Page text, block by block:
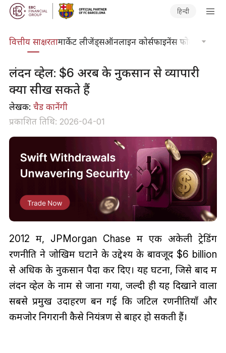
हिन्दी
वित्तीय साक्षरतामार्केट लीजेंड्सऑनलाइन कोर्सफाइनेंस फोकस
लंदन व्हेल: $6 अरब के नुकसान से व्यापारी
क्या सीख सकते हैं
लेखक: चैड कार्नेगी
प्रकाशित तिथि: 2026-04-01
2012 में, JPMorgan Chase में एक अकेली ट्रेडिंग
रणनीति ने जोखिम घटाने के उद्देश्य के बावजूद $6 billion
से अधिक के नुकसान पैदा कर दिए। यह घटना, जिसे बाद में
लंदन व्हेल के नाम से जाना गया, जल्दी ही यह दिखाने वाला
सबसे प्रमुख उदाहरण बन गई कि जटिल रणनीतियाँ और
कमजोर निगरानी कैसे नियंत्रण से बाहर हो सकती हैं।